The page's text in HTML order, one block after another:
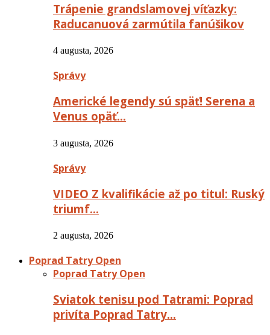
Trápenie grandslamovej víťazky:
Raducanuová zarmútila fanúšikov
4 augusta, 2026
Správy
Americké legendy sú späť! Serena a
Venus opäť…
3 augusta, 2026
Správy
VIDEO Z kvalifikácie až po titul: Ruský
triumf…
2 augusta, 2026
Poprad Tatry Open
Poprad Tatry Open
Sviatok tenisu pod Tatrami: Poprad
privíta Poprad Tatry…